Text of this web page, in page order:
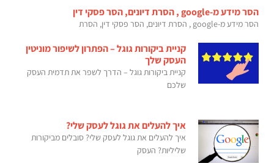
הסר מידע מ-google , הסרת דיונים, הסר פסקי דין
הסר מידע מ-google , הסרת דיונים, הסר פסקי דין, הסרת
קניית ביקורות גוגל – הפתרון לשיפור מוניטין
העסק שלך
קניית ביקורות גוגל – הדרך לשפר את תדמית העסק
שלכם
איך להעלים את גוגל לעסק שלי?
איך להעלים את גוגל לעסק שלי? סובלים מביקורות
שליליות? העסק